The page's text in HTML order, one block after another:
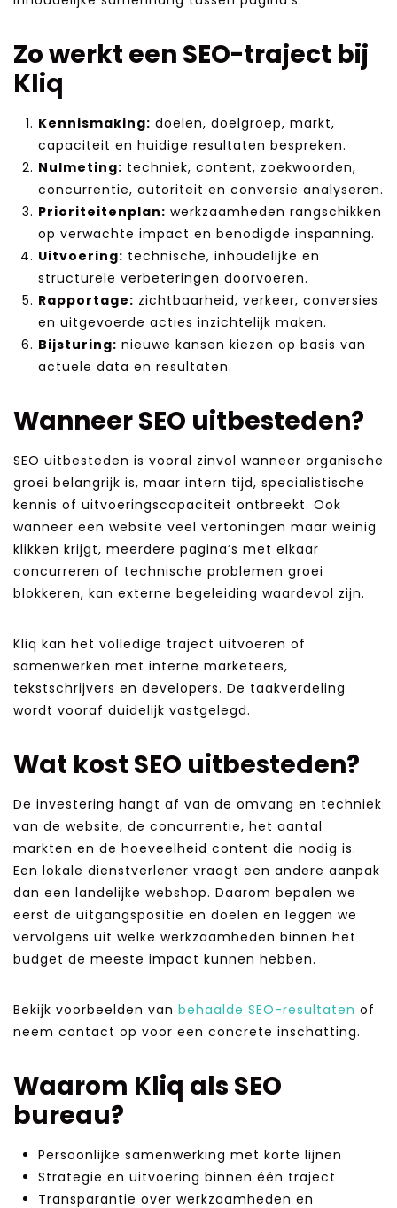
Zo werkt een SEO-traject bij
Kliq
Kennismaking: doelen, doelgroep, markt,
capaciteit en huidige resultaten bespreken.
Nulmeting: techniek, content, zoekwoorden,
concurrentie, autoriteit en conversie analyseren.
Prioriteitenplan: werkzaamheden rangschikken
op verwachte impact en benodigde inspanning.
Uitvoering: technische, inhoudelijke en
structurele verbeteringen doorvoeren.
Rapportage: zichtbaarheid, verkeer, conversies
en uitgevoerde acties inzichtelijk maken.
Bijsturing: nieuwe kansen kiezen op basis van
actuele data en resultaten.
Wanneer SEO uitbesteden?
SEO uitbesteden is vooral zinvol wanneer organische
groei belangrijk is, maar intern tijd, specialistische
kennis of uitvoeringscapaciteit ontbreekt. Ook
wanneer een website veel vertoningen maar weinig
klikken krijgt, meerdere pagina’s met elkaar
concurreren of technische problemen groei
blokkeren, kan externe begeleiding waardevol zijn.
Kliq kan het volledige traject uitvoeren of
samenwerken met interne marketeers,
tekstschrijvers en developers. De taakverdeling
wordt vooraf duidelijk vastgelegd.
Wat kost SEO uitbesteden?
De investering hangt af van de omvang en techniek
van de website, de concurrentie, het aantal
markten en de hoeveelheid content die nodig is.
Een lokale dienstverlener vraagt een andere aanpak
dan een landelijke webshop. Daarom bepalen we
eerst de uitgangspositie en doelen en leggen we
vervolgens uit welke werkzaamheden binnen het
budget de meeste impact kunnen hebben.
Bekijk voorbeelden van behaalde SEO-resultaten of
neem contact op voor een concrete inschatting.
Waarom Kliq als SEO
bureau?
Persoonlijke samenwerking met korte lijnen
Strategie en uitvoering binnen één traject
Transparantie over werkzaamheden en